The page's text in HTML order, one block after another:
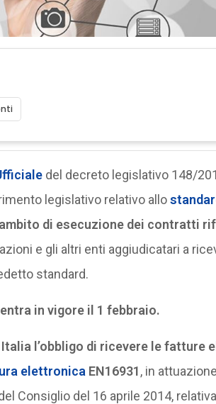
del decreto legislativo 148/
legislativo relativo allo
di esecuzione dei contratti
e gli altri enti aggiudicatari a
standard.
in vigore il 1 febbraio.
l’obbligo di ricevere le fatture
elettronica EN16931, in
Consiglio del 16 aprile 2014, relativa